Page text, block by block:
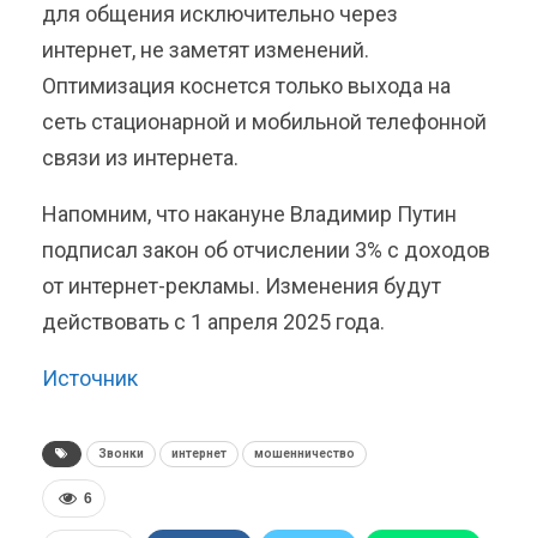
для общения исключительно через
интернет, не заметят изменений.
Оптимизация коснется только выхода на
сеть стационарной и мобильной телефонной
связи из интернета.
Напомним, что накануне Владимир Путин
подписал закон об отчислении 3% с доходов
от интернет-рекламы. Изменения будут
действовать с 1 апреля 2025 года.
Источник
Звонки интернет мошенничество
6